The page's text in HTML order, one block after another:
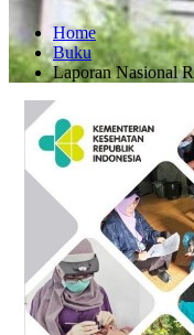
Home
Buku
Laporan Nasional